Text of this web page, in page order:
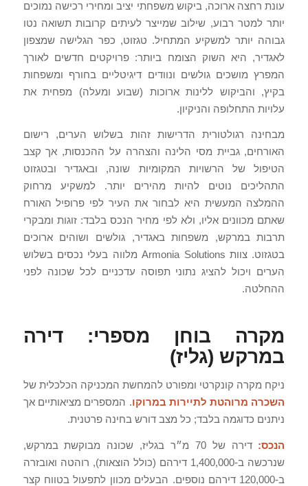
עונת רחצה ארוכה, ביקוש משפחתי יציב ומחירי רכישה נמוכים
יותר למטר רבוע, שילוב שמייצר לעיתים קרובות תשואה נטו
גבוהה יותר למשקיע המתחיל. טגזוט, כפר הגלישה שמצפון
לאגדיר, היא השוק הצומח ביותר: פרויקטים חדשים לאורך
המפרץ מושכים גולשים ונוודים דיגיטליים בחורף ומשפחות
בקיץ, והביקוש ללינות ארוכות (שבוע ומעלה) מפחית את
עלויות התחלופה והניקיון.
מבחינה רגולטורית הדרישות זהות בשלוש הערים, רישום
האורחים, גביית מסי הלינה והצהרה על ההכנסות, אך קצב
הטיפול של הרשויות המקומיות שונה, ובאגדיר ובטגזוט
התהליכים נוטים להיות מהירים יותר. למשקיע מרחוק
ההמלצה המעשית היא לבחור את העיר לפי פרופיל האורח
שאתם מכוונים אליו, ולא לפי מחיר הנכס בלבד: זוגות ומבקרי
תרבות במרקש, משפחות באגדיר, גולשים ושוהים ארוכים
בטגזוט. צוות Armonia Solutions מלווה בעלי נכסים בשלוש
הערים ויכול להציג נתוני תפוסה עדכניים לכל שכונה לפני
ההחלטה.
מקרה בוחן מספרי: דירה
במרקש (גליז)
ניקח מקרה קונקרטי ומפורט להמחשת המכניקה הכלכלית של
השכרה מרוהטת לתיירות במרוקו. המספרים מציאותיים אך
ניתנים כדוגמה בלבד; כל מצב דורש בחינה פרטנית.
הנכס:
דירה של 70 מ״ר בגליז, שכונה מבוקשת במרקש,
שנרכשה ב-1,400,000 דירהם (כולל הוצאות), רוהטה ואובזרה
ב-120,000 דירהם נוספים. הבעלים מכוון לתפעול בטווח קצר